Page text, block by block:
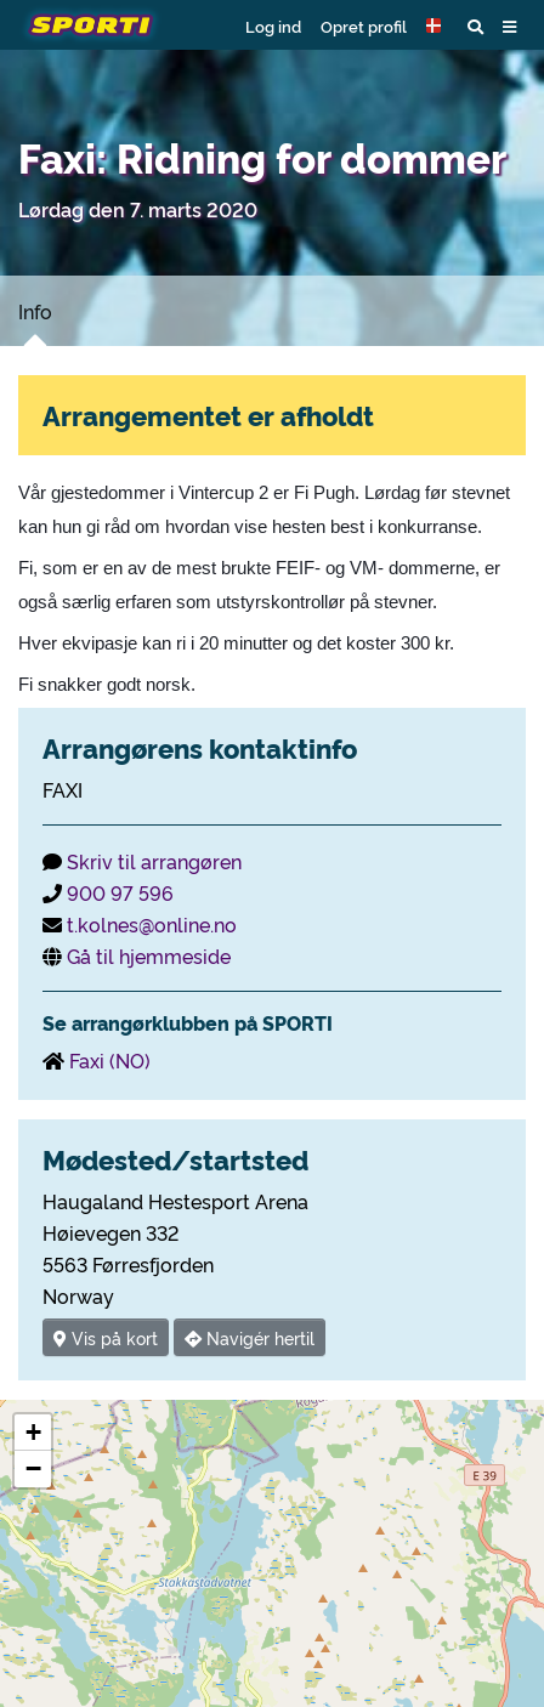
Log ind Opret profil
Faxi: Ridning for dommer
Lørdag den 7. marts 2020
Info
Vår gjestedommer i Vintercup 2 er Fi Pugh. Lørdag før stevnet
kan hun gi råd om hvordan vise hesten best i konkurranse.
Fi, som er en av de mest brukte FEIF- og VM- dommerne, er
også særlig erfaren som utstyrskontrollør på stevner.
Hver ekvipasje kan ri i 20 minutter og det koster 300 kr.
Fi snakker godt norsk.
Arrangørens kontaktinfo
FAXI
Skriv til arrangøren
900 97 596
t.kolnes@online.no
Gå til hjemmeside
Se arrangørklubben på SPORTI
Faxi (NO)
Mødested/startsted
Haugaland Hestesport Arena
Høievegen 332
5563 Førresfjorden
Norway
Vis på kort Navigér hertil
Arrangementet er afholdt
+
−